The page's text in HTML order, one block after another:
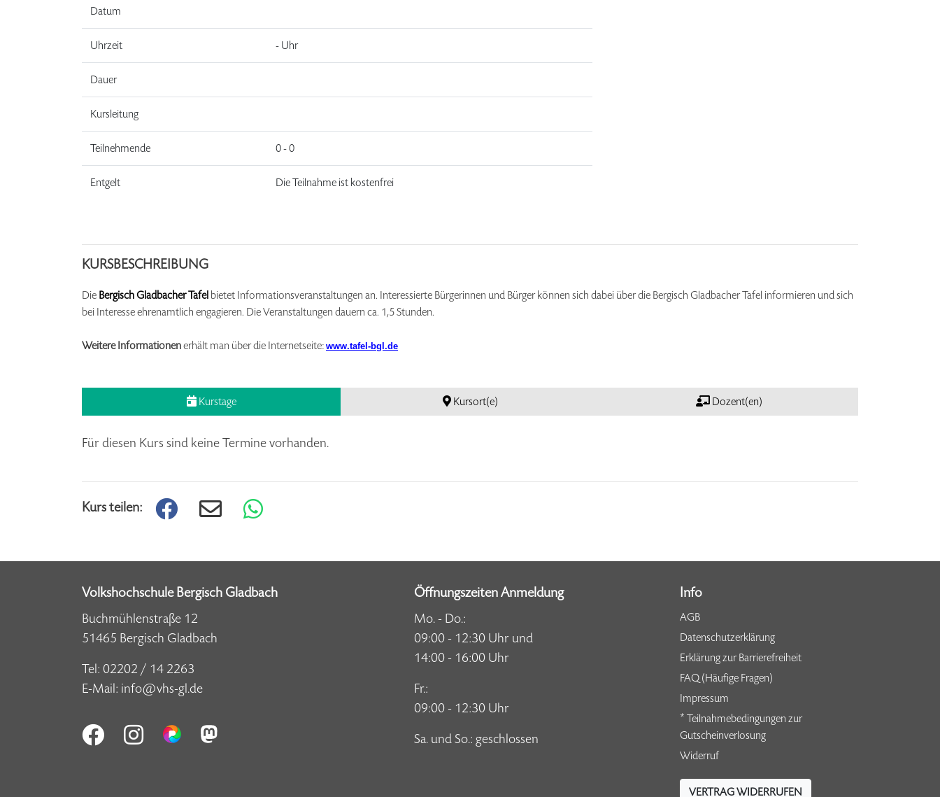
Datum
Uhrzeit - Uhr
Dauer
Kursleitung
Teilnehmende 0 - 0
Entgelt Die Teilnahme ist kostenfrei
KURSBESCHREIBUNG
Die Bergisch Gladbacher Tafel bietet Informationsveranstaltungen an. Interessierte Bürgerinnen und Bürger können sich dabei über die Bergisch Gladbacher Tafel informieren und sich
bei Interesse ehrenamtlich engagieren. Die Veranstaltungen dauern ca. 1,5 Stunden.
Weitere Informationenerhält man über die Internetseite: www.tafel-bgl.de
Kurstage Kursort(e) Dozent(en)
Für diesen Kurs sind keine Termine vorhanden.
Kurs teilen:
Volkshochschule Bergisch Gladbach
Buchmühlenstraße 12
51465 Bergisch Gladbach
Tel: 02202 / 14 2263
E-Mail: info@vhs-gl.de
Öffnungszeiten Anmeldung
Mo. - Do.:
09:00 - 12:30 Uhr und
14:00 - 16:00 Uhr
Fr.:
09:00 - 12:30 Uhr
Sa. und So.: geschlossen
Info
AGB
Datenschutzerklärung
Erklärung zur Barrierefreiheit
FAQ (Häufige Fragen)
Impressum
* Teilnahmebedingungen zur
Gutscheinverlosung
Widerruf
VERTRAG WIDERRUFEN